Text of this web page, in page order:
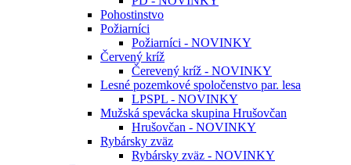
Pohostinstvo
Požiarníci
Požiarníci - NOVINKY
Červený kríž
Čerevený kríž - NOVINKY
Lesné pozemkové spoločenstvo par. lesa
LPSPL - NOVINKY
Mužská spevácka skupina Hrušovčan
Hrušovčan - NOVINKY
Rybársky zväz
Rybársky zväz - NOVINKY